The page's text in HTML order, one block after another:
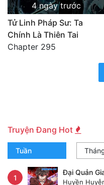
Hàn Quốc
Hậu Cung
Hệ Thống
Ngôn Tình
Thanh xuân - Vườn trường
Truyện AI
4 ngày trước
Tử Linh Pháp Sư: Ta
Chính Là Thiên Tai
Chapter 295
Truyện Đang Hot
Tuần
1
Đại Quản
Huyền